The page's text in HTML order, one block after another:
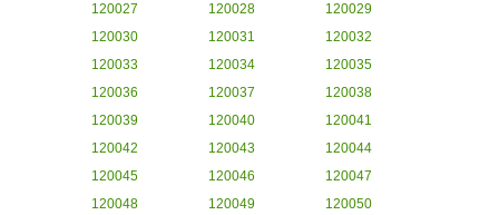
120027
120028
120029
120030
120031
120032
120033
120034
120035
120036
120037
120038
120039
120040
120041
120042
120043
120044
120045
120046
120047
120048
120049
120050